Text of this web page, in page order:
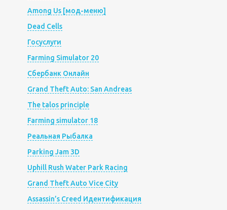
Among Us [мод-меню]
Dead Cells
Госуслуги
Farming Simulator 20
Сбербанк Онлайн
Grand Theft Auto: San Andreas
The talos principle
Farming simulator 18
Реальная Рыбалка
Parking Jam 3D
Uphill Rush Water Park Racing
Grand Theft Auto Vice City
Assassin’s Creed Идентификация